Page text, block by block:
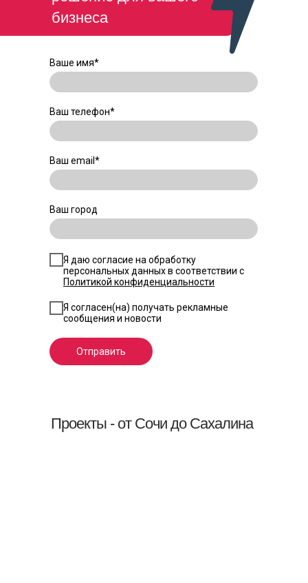
бизнеса
Ваше имя*
Ваш телефон*
Ваш еmail*
Ваш город
Я даю согласие на обработку
персональных данных в соответствии с
Политикой конфиденциальности
Я согласен(на) получать рекламные
сообщения и новости
Отправить
Проекты - от Сочи до Сахалина